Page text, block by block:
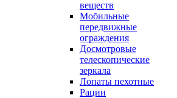
веществ
Мобильные
передвижные
ограждения
Досмотровые
телескопические
зеркала
Лопаты пехотные
Рации